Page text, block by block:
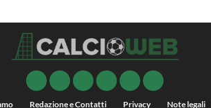
Redazione e Contatti Privacy Note legali